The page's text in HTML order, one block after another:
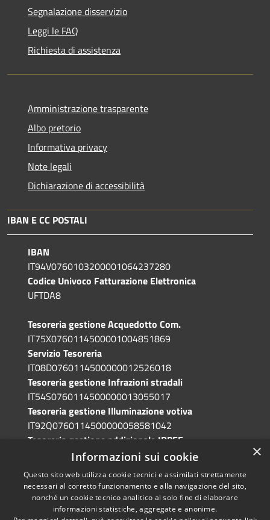
Segnalazione disservizio
Leggi le FAQ
Richiesta di assistenza
Amministrazione trasparente
Albo pretorio
Informativa privacy
Note legali
Dichiarazione di accessibilità
IBAN E CC POSTALI
IBAN
IT94V0760103200001064237280
Codice Univoco Fatturazione Elettronica
UFTDA8
Tesoreria gestione Acquedotto Com.
IT75X0760114500001004851869
Servizio Tesoreria
IT08D0760114500000012526018
Tesoreria gestione Infrazioni stradali
IT54S0760114500000013055017
Tesoreria gestione Illuminazione votiva
IT92Q0760114500000058581042
Tesoreria gestione addizionale IRPEF
IT71A0760114500000086341765
Copyright © 2026 • Comune di
×
Informazioni sui cookie
Questo sito web utilizza cookie tecnici e assimilati strettamente
necessari al corretto funzionamento e alla navigazione del sito,
nonché un cookie tecnico analitico al solo fine di elaborare
informazioni statistiche, aggregate e anonime.